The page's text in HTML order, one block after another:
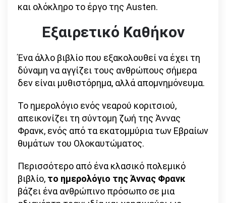
και ολόκληρο το έργο της Austen.
Εξαιρετικό Καθήκον
Ένα άλλο βιβλίο που εξακολουθεί να έχει τη
δύναμη να αγγίζει τους ανθρώπους σήμερα
δεν είναι μυθιστόρημα, αλλά απομνημόνευμα.
Το ημερολόγιο ενός νεαρού κοριτσιού,
απεικονίζει τη σύντομη ζωή της Άννας
Φρανκ, ενός από τα εκατομμύρια των Εβραίων
θυμάτων του Ολοκαυτώματος.
Περισσότερο από ένα κλασικό πολεμικό
βιβλίο, το ημερολόγιο της Άννας Φρανκ
βάζει ένα ανθρώπινο πρόσωπο σε μια